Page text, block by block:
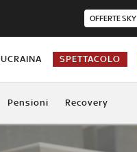
OFFERTE SKY
UCRAINA SPETTACOLO
Pensioni Recovery